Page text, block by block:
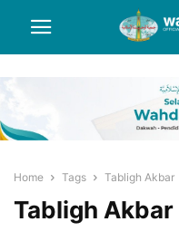
Home Tags Tabligh Akbar
Tabligh Akbar